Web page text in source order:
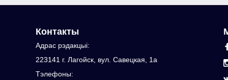
Контакты
Адрас рэдакцыi:
223141 г. Лагойск, вул. Савецкая, 1а
Тэлефоны: